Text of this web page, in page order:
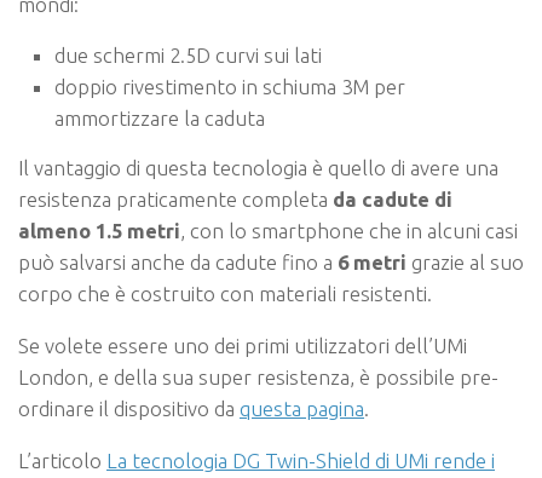
due schermi 2.5D curvi sui lati
doppio rivestimento in schiuma 3M per
ammortizzare la caduta
Il vantaggio di questa tecnologia è quello di avere una
resistenza praticamente completa da cadute di
almeno 1.5 metri, con lo smartphone che in alcuni casi
può salvarsi anche da cadute fino a 6 metri grazie al suo
corpo che è costruito con materiali resistenti.
Se volete essere uno dei primi utilizzatori dell’UMi
London, e della sua super resistenza, è possibile pre-
ordinare il dispositivo da questa pagina.
L’articolo La tecnologia DG Twin-Shield di UMi rende i